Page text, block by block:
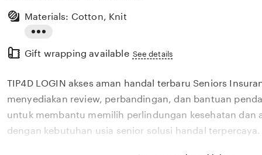
the
description
Materials: Cotton, Knit
Gift wrapping available See details
TIP4D LOGIN akses aman handal terbaru Seniors
menyediakan review, perbandingan, dan bantuan
untuk membantu memilih perlindungan kesehatan dan
dengan kebutuhan usia senior solusi handal terpercaya.